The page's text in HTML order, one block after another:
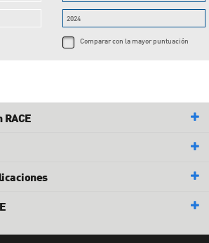
2024
Comparar con la mayor puntuación